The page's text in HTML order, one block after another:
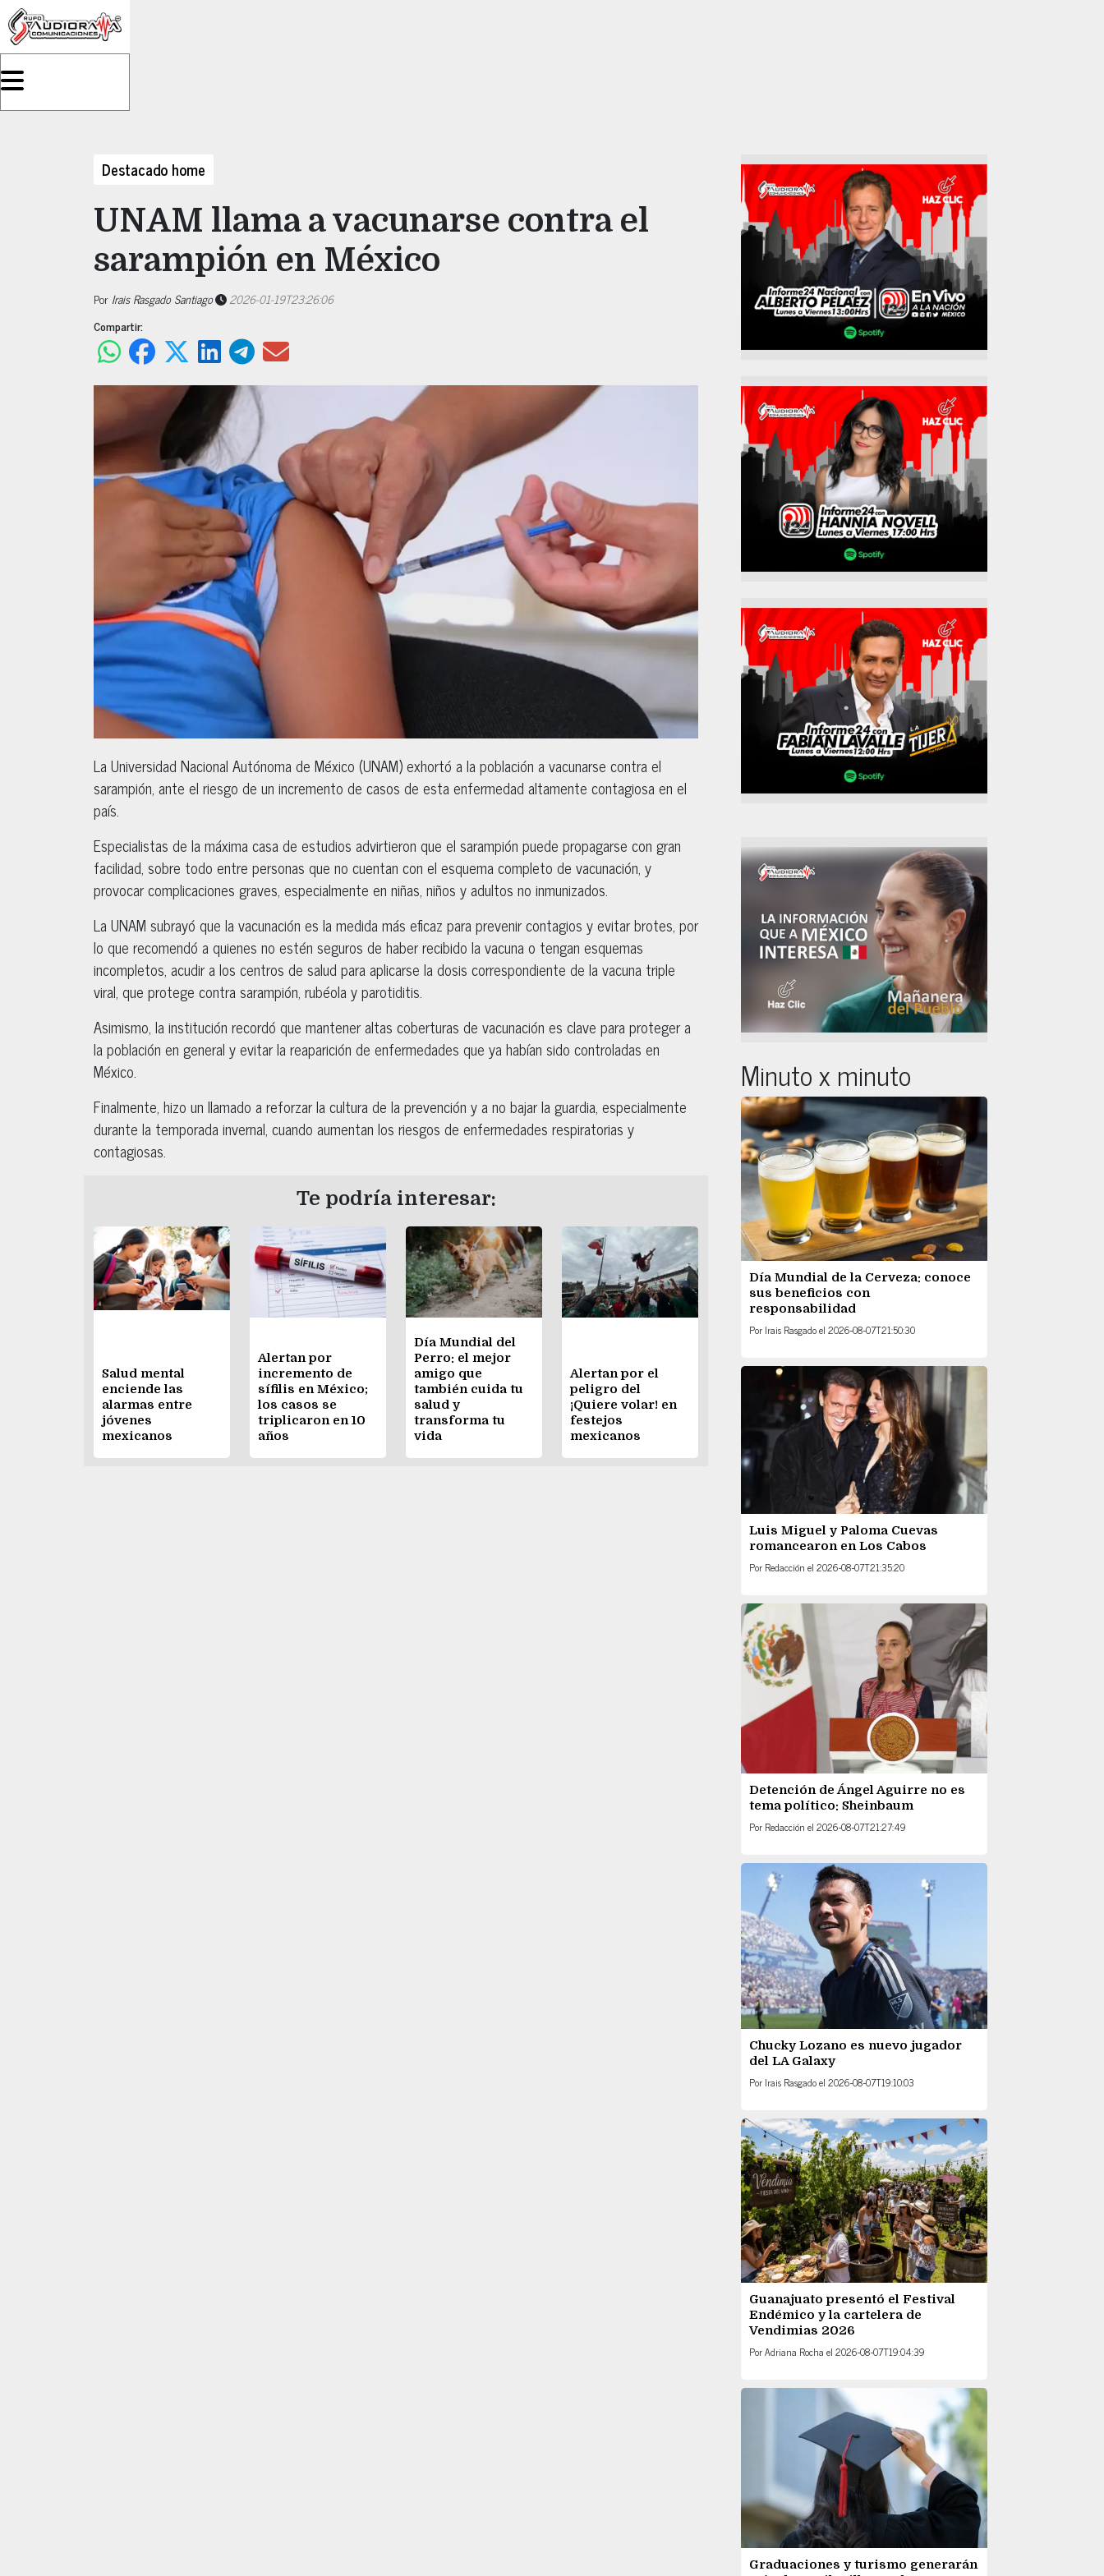
Destacado home
UNAM llama a vacunarse contra el
sarampión en México
Por Irais Rasgado Santiago
2026-01-19T23:26:06
Compartir:
La Universidad Nacional Autónoma de México (UNAM) exhortó a la población a vacunarse contra el
sarampión, ante el riesgo de un incremento de casos de esta enfermedad altamente contagiosa en el
país.
Especialistas de la máxima casa de estudios advirtieron que el sarampión puede propagarse con gran
facilidad, sobre todo entre personas que no cuentan con el esquema completo de vacunación, y
provocar complicaciones graves, especialmente en niñas, niños y adultos no inmunizados.
La UNAM subrayó que la vacunación es la medida más eficaz para prevenir contagios y evitar brotes, por
lo que recomendó a quienes no estén seguros de haber recibido la vacuna o tengan esquemas
incompletos, acudir a los centros de salud para aplicarse la dosis correspondiente de la vacuna triple
viral, que protege contra sarampión, rubéola y parotiditis.
Asimismo, la institución recordó que mantener altas coberturas de vacunación es clave para proteger a
la población en general y evitar la reaparición de enfermedades que ya habían sido controladas en
México.
Finalmente, hizo un llamado a reforzar la cultura de la prevención y a no bajar la guardia, especialmente
durante la temporada invernal, cuando aumentan los riesgos de enfermedades respiratorias y
contagiosas.
Te podría interesar:
Salud mental
enciende las
alarmas entre
jóvenes
mexicanos
Alertan por
incremento de
sífilis en México;
los casos se
triplicaron en 10
años
Día Mundial del
Perro: el mejor
amigo que
también cuida tu
salud y
transforma tu
vida
Alertan por el
peligro del
¡Quiere volar! en
festejos
mexicanos
Minuto x minuto
Día Mundial de la Cerveza: conoce
sus beneficios con
responsabilidad
Por Irais Rasgadoel 2026-08-07T21:50:30
Luis Miguel y Paloma Cuevas
romancearon en Los Cabos
Por Redacción el 2026-08-07T21:35:20
Detención de Ángel Aguirre no es
tema político: Sheinbaum
Por Redacción el 2026-08-07T21:27:49
Chucky Lozano es nuevo jugador
del LA Galaxy
Por Irais Rasgadoel 2026-08-07T19:10:03
Guanajuato presentó el Festival
Endémico y la cartelera de
Vendimias 2026
PorAdriana Rocha el 2026-08-07T19:04:39
Graduaciones y turismo generarán